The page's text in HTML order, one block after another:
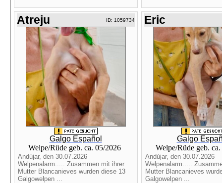
Atreju ID: 1059734
Galgo Español
Welpe/Rüde geb. ca. 05/2026
Andújar, den 30.07.2026
Welpenalarm..... Zusammen mit ihrer
Mutter Blancanieves wurden diese 13
Galgowelpen ...
Eric
Galgo
Welpe/Rüde geb.
Andújar, den 30.07.2026
Welpenalarm.....
Mutter Blancanieves
Galgowelpen ...